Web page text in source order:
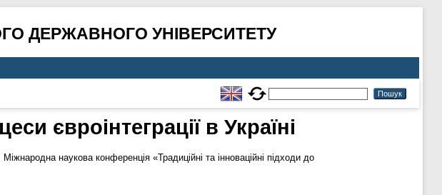
ДЕРЖАВНОГО УНІВЕРСИТЕТУ
євроінтеграції в Україні
Міжнародна наукова конференція «Традиційні та інноваційні підходи до